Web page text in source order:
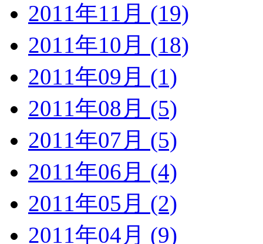
2011年11月 (19)
2011年10月 (18)
2011年09月 (1)
2011年08月 (5)
2011年07月 (5)
2011年06月 (4)
2011年05月 (2)
2011年04月 (9)